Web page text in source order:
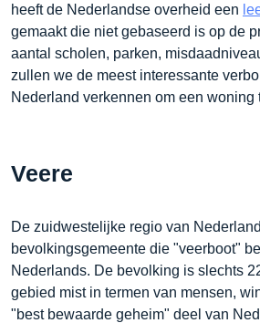
heeft de Nederlandse overheid een
gemaakt die niet gebaseerd is op de
aantal scholen, parken,
zullen we de meest interessante
Nederland verkennen om een woning
Veere
De zuidwestelijke regio van
bevolkingsgemeente die "veerboot"
Nederlands. De bevolking is slechts
gebied mist in termen van mensen,
"best bewaarde geheim" deel van